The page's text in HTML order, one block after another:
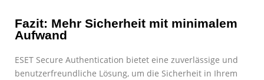
Fazit: Mehr Sicherheit mit minimalem
Aufwand
ESET Secure Authentication bietet eine zuverlässige und
benutzerfreundliche Lösung, um die Sicherheit in Ihrem